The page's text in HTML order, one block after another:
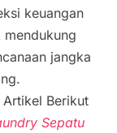
keuangan
mendukung
jangka
Artikel Berikut
Sepatu